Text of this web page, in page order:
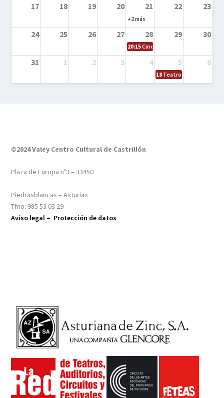
17 18 19 20 21 22 23
+2 más
24 25 26 27 28 29 30
20:15Cine en el calle – Tintín y el
31 1 2 3 4 5 6
18 Teatro – Tres
©2024 Valey Centro Cultural de Castrillón
Plaza de Europa nº3 – 33450
Piedrasblancas – Asturias
Tfno: 985 53 03 29
Aviso legal – Protección de datos